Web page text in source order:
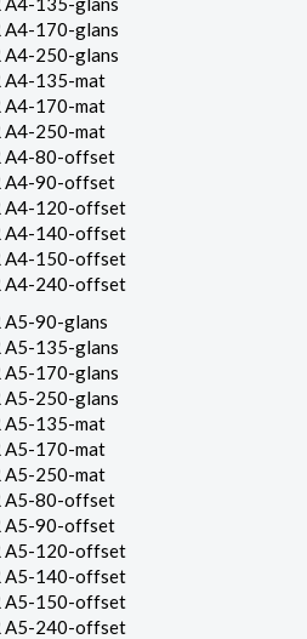
A4-170-glans
A4-250-glans
A4-135-mat
A4-170-mat
A4-250-mat
A4-80-offset
A4-90-offset
A4-120-offset
A4-140-offset
A4-150-offset
A4-240-offset
A5-90-glans
A5-135-glans
A5-170-glans
A5-250-glans
A5-135-mat
A5-170-mat
A5-250-mat
A5-80-offset
A5-90-offset
A5-120-offset
A5-140-offset
A5-150-offset
A5-240-offset